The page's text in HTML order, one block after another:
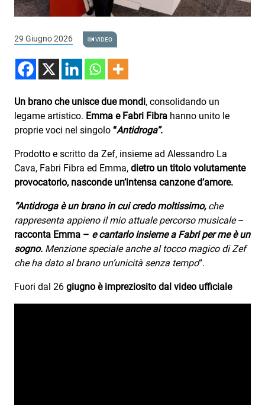
Radio Subasio
Radio Subasio +
Radio Subasio Disco Club
Subasio Collection
Subasio Per Un’Ora D’Amore
Video
Foto
Speciali
Oroscopo
Radio Subasio Music Club
Sanremo 2026
News
29 Giugno 2026 VIDEO
Un brano che unisce due mondi, consolidando un
legame artistico. Emma e Fabri Fibra hanno unito le
proprie voci nel singolo “Antidroga”.
Prodotto e scritto da Zef, insieme ad Alessandro La
Cava, Fabri Fibra ed Emma, dietro un titolo volutamente
provocatorio, nasconde un’intensa canzone d’amore.
“Antidroga è un brano in cui credo moltissimo, che
rappresenta appieno il mio attuale percorso musicale–
racconta Emma – e cantarlo insieme a Fabri per me è un
sogno. Menzione speciale anche al tocco magico di Zef
che ha dato al brano un’unicità senza tempo“.
Fuori dal 26 giugno è impreziosito dal video ufficiale